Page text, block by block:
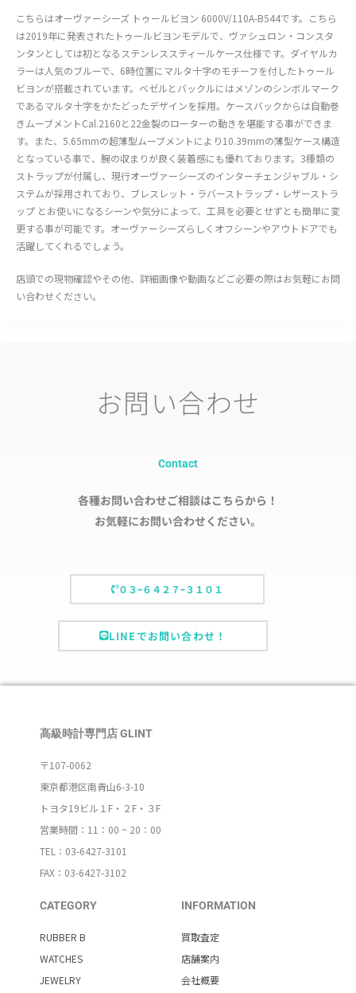
こちらはオーヴァーシーズ トゥールビヨン 6000V/110A-B544です。こちら
は2019年に発表されたトゥールビヨンモデルで、ヴァシュロン・コンスタ
ンタンとしては初となるステンレススティールケース仕様です。ダイヤルカ
ラーは人気のブルーで、6時位置にマルタ十字のモチーフを付したトゥール
ビヨンが搭載されています。ベゼルとバックルにはメゾンのシンボルマーク
であるマルタ十字をかたどったデザインを採用。ケースバックからは自動巻
きムーブメントCal.2160と22金製のローターの動きを堪能する事ができま
す。また、5.65mmの超薄型ムーブメントにより10.39mmの薄型ケース構造
となっている事で、腕の収まりが良く装着感にも優れております。3種類の
ストラップが付属し、現行オーヴァーシーズのインターチェンジャブル・シ
ステムが採用されており、ブレスレット・ラバーストラップ・レザーストラ
ップ とお使いになるシーンや気分によって、工具を必要とせずとも簡単に変
更する事が可能です。オーヴァーシーズらしくオフシーンやアウトドアでも
活躍してくれるでしょう。
店頭での現物確認やその他、詳細画像や動画などご必要の際はお気軽にお問
い合わせください。
お問い合わせ
Contact
各種お問い合わせご相談はこちらから！
お気軽にお問い合わせください。
０３ｰ６４２７ｰ３１０１
LINEでお問い合わせ！
高級時計専門店 GLINT
〒107-0062
東京都港区南青山6-3-10
トヨタ19ビル１F・２F・３F
営業時間：11：00 ~ 20：00
TEL：03-6427-3101
FAX：03-6427-3102
CATEGORY
RUBBER B
WATCHES
JEWELRY
INFORMATION
買取査定
店舗案内
会社概要